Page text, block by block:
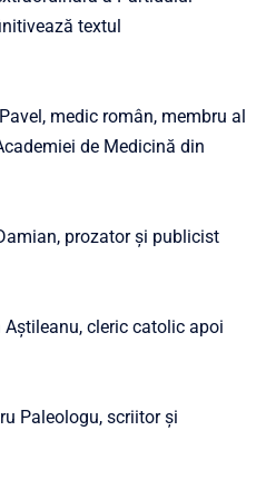
textul
medic român, membru al
de Medicină din
prozator și publicist
cleric catolic apoi
Paleologu, scriitor și